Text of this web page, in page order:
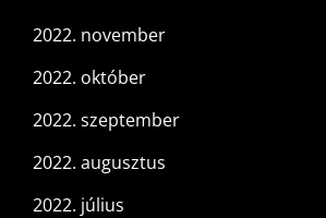
2022. november
2022. október
2022. szeptember
2022. augusztus
2022. július